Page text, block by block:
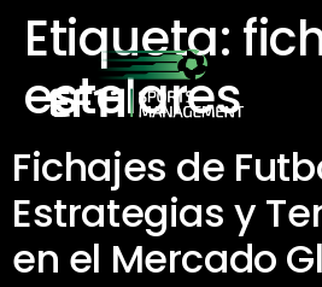
Etiqueta:
estelares
Fichajes de
Estrategias y
en el Mercado